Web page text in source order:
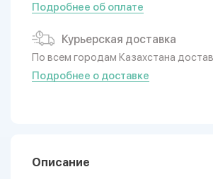
Подробнее об оплате
Курьерская доставка
По всем городам Казахстана
Подробнее о доставке
Описание